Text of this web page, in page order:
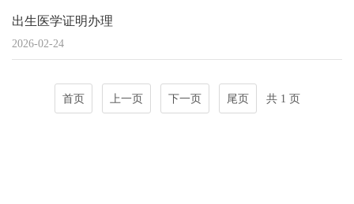
出生医学证明办理
2026-02-24
首页 上一页 下一页 尾页 共 1 页